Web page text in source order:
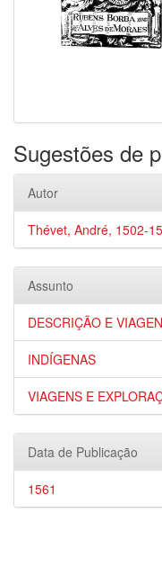
Sugestões de
Autor
Thévet, André, 1502-
Assunto
DESCRIÇÃO E
INDÍGENAS
VIAGENS E
Data de Publicação
1561